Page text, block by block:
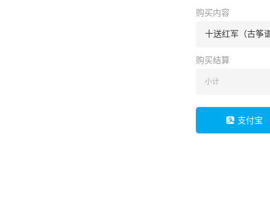
购买内容
十送红军（古筝
购买结算
小计
支付宝